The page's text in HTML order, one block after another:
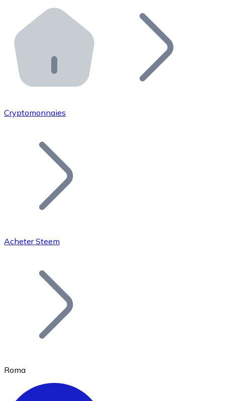
Distributeurs automatiques Bitnovo
Intégrez un ATM Bitnovo dans votre entreprise et
API Bitnovo
Intégrez notre API dans votre écosystème.
Rejoignez notre réseau de distributeurs et
Ajoutez le token de votre projet à notre service
Bitcoin
Cryptomonnaies
Acheter Steem
Roma